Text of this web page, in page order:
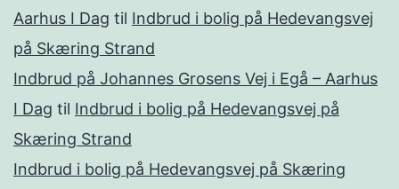
Aarhus I Dag til Indbrud i bolig på Hedevangsvej
på Skæring Strand
Indbrud på Johannes Grosens Vej i Egå – Aarhus
I Dag til Indbrud i bolig på Hedevangsvej på
Skæring Strand
Indbrud i bolig på Hedevangsvej på Skæring